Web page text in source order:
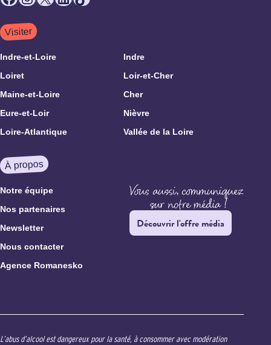
Visiter
Indre-et-Loire
Indre
Loiret
Loir-et-Cher
Maine-et-Loire
Cher
Eure-et-Loir
Nièvre
Loire-Atlantique
Vallée de la Loire
À propos
Notre équipe
Nos partenaires
Newsletter
Nous contacter
Agence Romanesko
Découvrir l'offre média
L’abus d’alcool est dangereux pour la santé, à consommer avec modération